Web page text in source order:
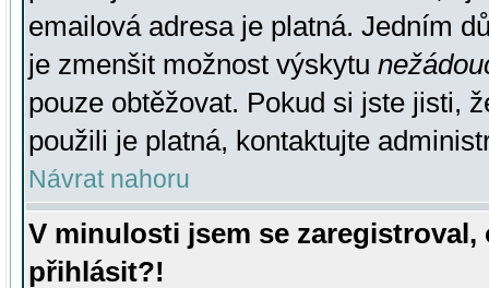
emailová adresa je platná. Jedním
je zmenšit možnost výskytu
pouze obtěžovat. Pokud si jste jisti,
použili je platná, kontaktujte
Návrat nahoru
V minulosti jsem se
přihlásit?!